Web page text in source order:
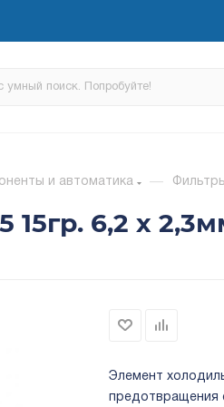
и автоматика — Фильтры
15гр. 6,2 х
Элемент
предотвращения